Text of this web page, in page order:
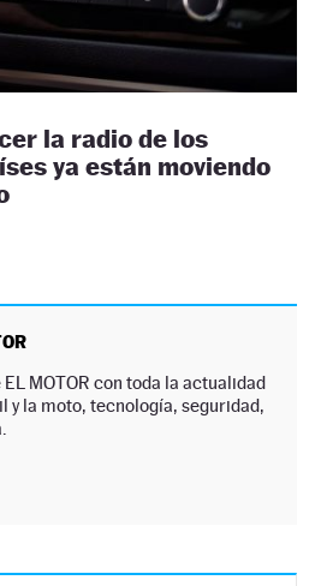
la radio de los
ya están moviendo
MOTOR con toda la actualidad
y la moto, tecnología, seguridad,